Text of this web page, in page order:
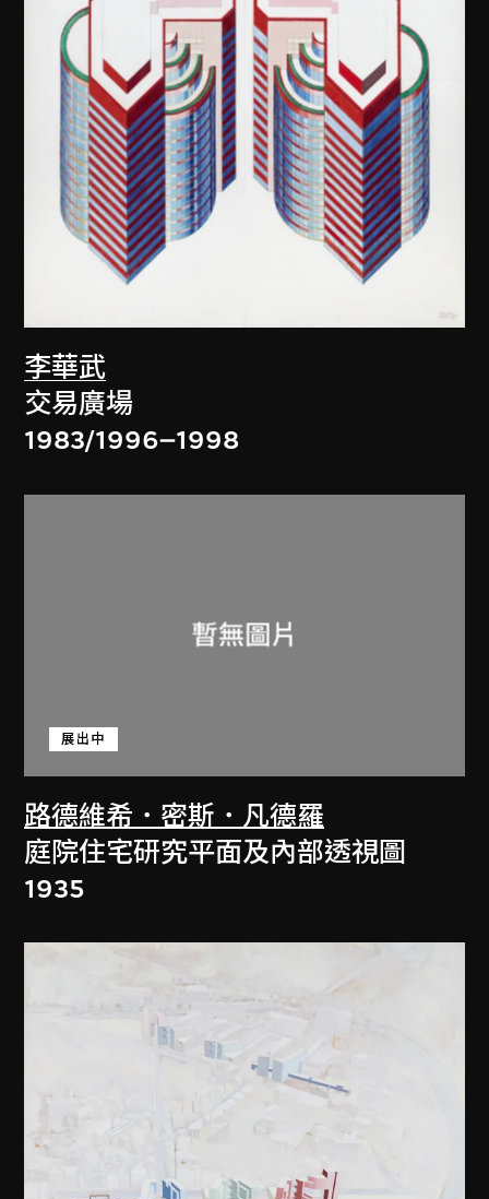
李華武
交易廣場
1983/1996–1998
路德維希．密斯．凡德羅
展出中
庭院住宅研究平面及內部透視圖
1935